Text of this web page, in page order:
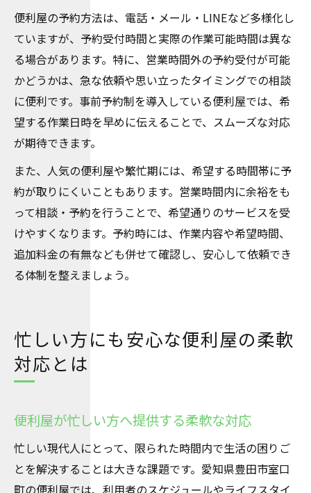
便利屋の予約方法は、電話・メール・LINEなど多様化し
ていますが、予約受付時間と実際の作業可能時間は異な
る場合があります。特に、営業時間外の予約受付が可能
かどうかは、急な依頼や思い立ったタイミングでの相談
に便利です。事前予約制を導入している便利屋では、希
望する作業日時を早めに伝えることで、スムーズな対応
が期待できます。
また、人気の便利屋や繁忙期には、希望する時間帯に予
約が取りにくいこともあります。営業時間内に余裕をも
って相談・予約を行うことで、希望通りのサービスを受
けやすくなります。予約時には、作業内容や希望時間、
追加料金の有無なども併せて確認し、安心して依頼でき
る体制を整えましょう。
忙しい方にも安心な便利屋の柔軟
対応とは
便利屋が忙しい方へ提供する柔軟な対応
忙しい現代人にとって、限られた時間内で生活の困りご
とを解決することは大きな課題です。愛知県豊田市室口
町の便利屋では、利用者のスケジュールやライフスタイ